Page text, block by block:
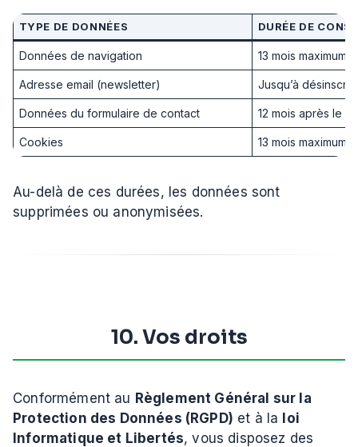
TYPE DE DONNÉES DURÉE DE
Données de navigation 13 mois maximum
Adresse email (newsletter) Jusqu’à
Données du formulaire de contact 12 mois après le
Cookies 13 mois maximum
Au-delà de ces durées, les données sont
supprimées ou anonymisées.
10. Vos droits
Conformément au Règlement Général sur la
Protection des Données (RGPD) et à la loi
Informatique et Libertés, vous disposez des